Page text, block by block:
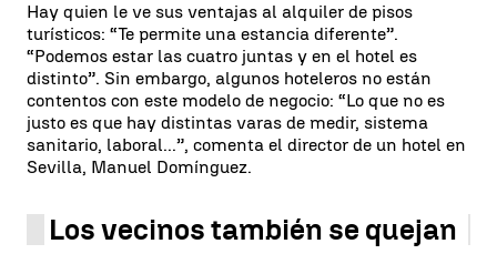
Hay quien le ve sus ventajas al alquiler de pisos
turísticos: “Te permite una estancia diferente”.
“Podemos estar las cuatro juntas y en el hotel es
distinto”. Sin embargo, algunos hoteleros no están
contentos con este modelo de negocio: “Lo que no es
justo es que hay distintas varas de medir, sistema
sanitario, laboral...”, comenta el director de un hotel en
Sevilla, Manuel Domínguez.
Los vecinos también se quejan